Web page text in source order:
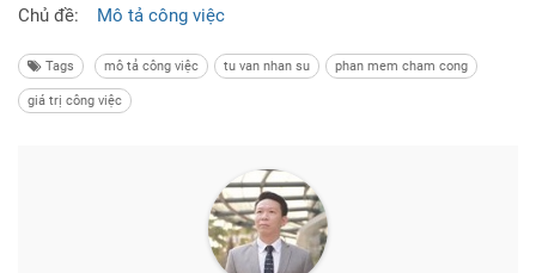
Chủ đề: Mô tả công việc
Tags mô tả công việc tu van nhan su phan mem cham cong
giá trị công việc